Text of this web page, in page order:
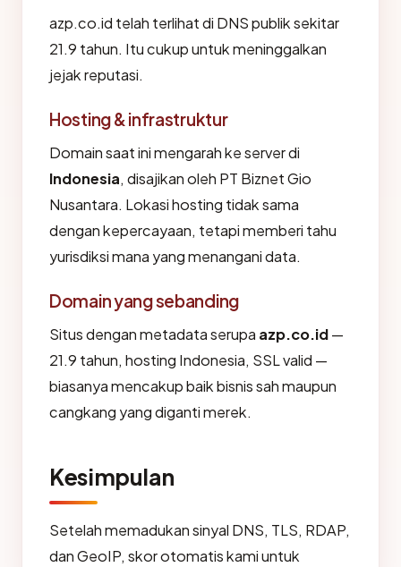
azp.co.id telah terlihat di DNS publik sekitar
21.9 tahun. Itu cukup untuk meninggalkan
jejak reputasi.
Hosting & infrastruktur
Domain saat ini mengarah ke server di
Indonesia, disajikan oleh PT Biznet Gio
Nusantara. Lokasi hosting tidak sama
dengan kepercayaan, tetapi memberi tahu
yurisdiksi mana yang menangani data.
Domain yang sebanding
Situs dengan metadata serupa azp.co.id—
21.9 tahun, hosting Indonesia, SSL valid —
biasanya mencakup baik bisnis sah maupun
cangkang yang diganti merek.
Kesimpulan
Setelah memadukan sinyal DNS, TLS, RDAP,
dan GeoIP, skor otomatis kami untuk